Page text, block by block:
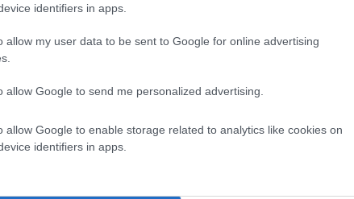
identifiers in apps.
allow my user data to be sent to Google for online advertising
allow Google to send me personalized advertising.
allow Google to enable storage related to analytics like cookies on
identifiers in apps.
Γερμανικοί Ινστιτούτου.
25 ετών, που είναι κάτοικοι και εγγεγραμμένοι
19ου αιώνα. Απέχει πολύ από την Άνδρο του 1830
έρευνες. Έχουμε πια μπροστά μας την
χάνει έδαφος και κερδίζει σταδιακά έδαφος η
επαγγελμάτων και των μετακινήσεων τους στην